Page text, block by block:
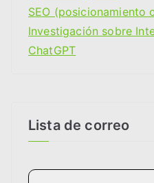
a
s
SEO (posicionamiento
Investigación sobre
ChatGPT
Lista de correo